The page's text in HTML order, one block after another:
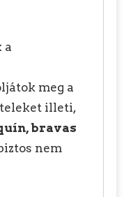
a
meg a
illeti,
bravas
nem